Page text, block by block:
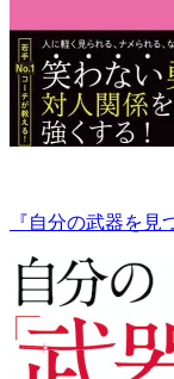
『自分の武器を見